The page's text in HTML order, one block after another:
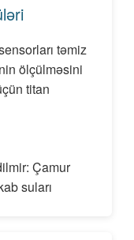
təmiz
ölçülməsini
titan
Çamur
suları